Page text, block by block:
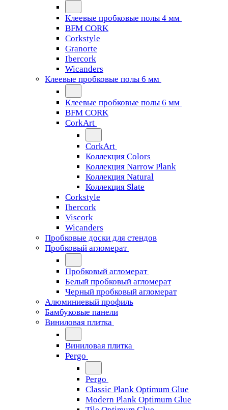
Клеевые пробковые полы 4 мм
BFM CORK
Corkstyle
Granorte
Ibercork
Wicanders
Клеевые пробковые полы 6 мм
Клеевые пробковые полы 6 мм
BFM CORK
CorkArt
CorkArt
Коллекция Colors
Коллекция Narrow Plank
Коллекция Natural
Коллекция Slate
Corkstyle
Ibercork
Viscork
Wicanders
Пробковые доски для стендов
Пробковый агломерат
Пробковый агломерат
Белый пробковый агломерат
Черный пробковый агломерат
Алюминиевый профиль
Бамбуковые панели
Виниловая плитка
Виниловая плитка
Pergo
Pergo
Classic Plank Optimum Glue
Modern Plank Optimum Glue